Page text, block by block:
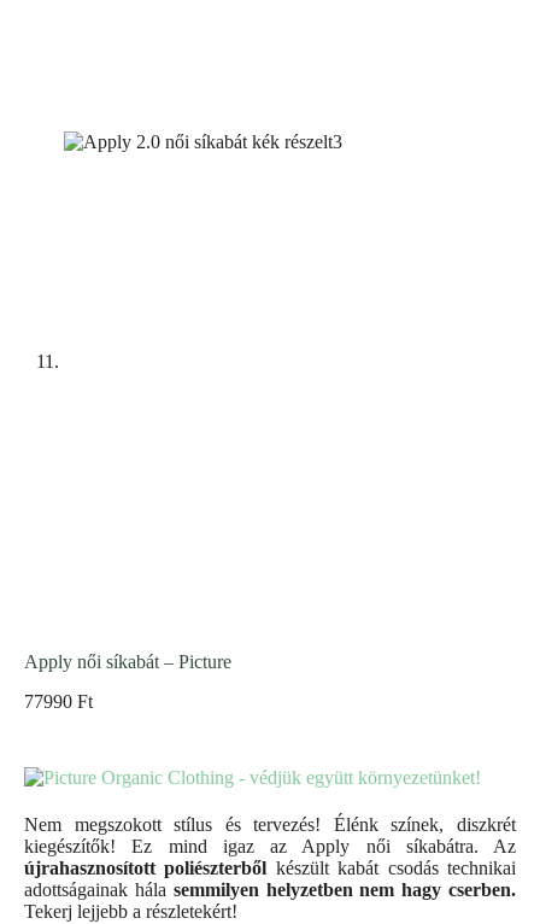
Apply női síkabát – Picture
77990 Ft
Nem megszokott stílus és tervezés! Élénk színek, diszkrét
kiegészítők! Ez mind igaz az Apply női síkabátra. Az
újrahasznosított poliészterből készült kabát csodás technikai
adottságainak hála semmilyen helyzetben nem hagy cserben.
Tekerj lejjebb a részletekért!